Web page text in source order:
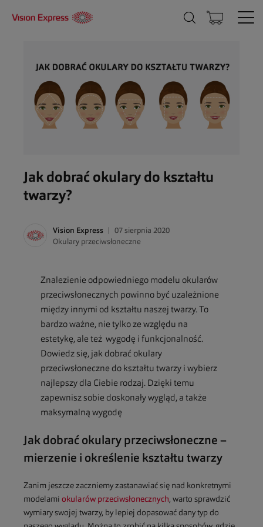
Jak dobrać okulary do kształtu
twarzy?
Vision Express
07 sierpnia 2020
Okulary przeciwsłoneczne
Znalezienie odpowiedniego modelu okularów
przeciwsłonecznych powinno być uzależnione
między innymi od kształtu naszej twarzy. To
bardzo ważne, nie tylko ze względu na
estetykę, ale też wygodę i funkcjonalność.
Dowiedz się, jak dobrać okulary
przeciwsłoneczne do kształtu twarzy i wybierz
najlepszy dla Ciebie rodzaj. Dzięki temu
zapewnisz sobie doskonały wygląd, a także
maksymalną wygodę
Jak dobrać okulary przeciwsłoneczne –
mierzenie i określenie kształtu twarzy
Zanim jeszcze zaczniemy zastanawiać się nad konkretnymi
modelami okularów przeciwsłonecznych, warto sprawdzić
wymiary swojej twarzy, by lepiej dopasować dany typ do